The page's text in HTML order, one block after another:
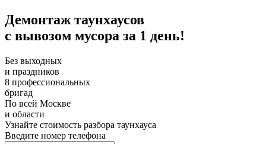
Демонтаж таунхаусов
с вывозом мусора за 1 день!
Без выходных
и праздников
8 профессиональных
бригад
По всей Москве
и области
Узнайте стоимость разбора таунхауса
Введите номер телефона